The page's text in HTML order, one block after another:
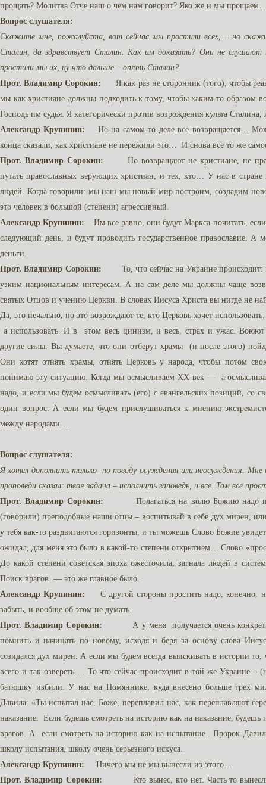
прощать? Молитва Отче наш о чем нам говорит? Яко же и мы
Вопрос слушателя:
Скажите мне, пожалуйста, вот сейчас мы простили всех, …но
Сталин, да здравствует Сталин. Как им доказать? Они не
простили мы их, ну что дальше – опять Сталин?
Прот. Владимир Сорокин: Я как раз не сторонник (того), чтобы
мы как христиане должны подходить к тому, чтобы каким-то образом
Господь им судья. Я категорически против возрождения культа
Александр Крупинин: Но на самом то деле все возвращается…
конца сказали, как христиане не пережили это… И снова все то же
Прот. Владимир Сорокин: Но возвращают не христиане, не
путать православных верующих христиан, и тех, кто… У нас в стране
людей. Когда говорили: мы наш мы новый мир построим, создадим
это человек в большой (степени) агрессивный.
Александр Крупинин: Им все равно, они будут Маркса почитать, если
следующий день, и будут проводить государственное православие.
деньги.
Прот. Владимир Сорокин: То, что сейчас на Украине происходит:
узким национальным интересам. А на сам деле мы должны чаще
святых Отцов и учению Церкви. В словах Иисуса Христа вы нигде не
Да, это печально, но это возрождают те, кто Церковь хочет
а использовать. И в этом весь цинизм, и весь, страх и ужас. Воюют
другие силы. Вы думаете, что они отберут храмы (и после этого)
Они хотят отнять храмы, отнять Церковь у народа, чтобы потом
понимаю эту ситуацию. Когда мы осмысливаем ХХ век — а
надо, и если мы будем осмысливать (его) с евангельских позиций, со
один вопрос. А если мы будем прислушиваться к мнению
между народами…
Вопрос слушателя:
Я хотел дополнить только по поводу осуждения или неосуждения.
проповеди сказал: твоя задача – исполнить заповедь, и все. Там все
Прот. Владимир Сорокин: Полагаться на волю Божию надо
(говорили) преподобные наши отцы – воспитывай в себе дух мирен,
у тебя как-то раздвигаются горизонты, и ты можешь Слово Божие
ожидал, для меня это было в какой-то степени открытием… Слово
До какой степени советская эпоха ожесточила, загнала людей в
Поиск врагов — это же главное было.
Александр Крупинин: С другой стороны простить надо, конечно,
забыть, и вообще об этом не думать.
Прот. Владимир Сорокин: А у меня получается очень конкретно:
помнить и начинать по новому, исходя и беря за основу слова
созидался дух мирен. А если мы будем всегда выискивать в истории
всего и так озвереть…. То что сейчас происходит в той же Украине –
батюшку избили. У нас на Помяннике, куда внесено больше трех
Давила: «Ты испытал нас, Боже, переплавил нас, как переплавляют
наказание. Если будешь смотреть на историю как на наказание,
врагов. А если смотреть на историю как на испытание.. Пророк
школу испытания, школу очень серьезного искуса.
Александр Крупинин: Ничего мы не мы вынесли из этого…
Прот. Владимир Сорокин: Кто вынес, кто нет. Часть то вынесли